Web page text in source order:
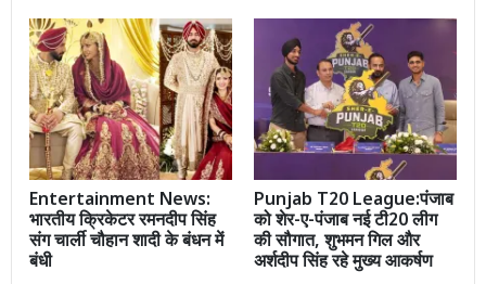
Entertainment News:
भारतीय क्रिकेटर रमनदीप सिंह
संग चार्ली चौहान शादी के बंधन में
बंधी
Punjab T20 League:पंजाब
को शेर-ए-पंजाब नई टी20 लीग
की सौगात, शुभमन गिल और
अर्शदीप सिंह रहे मुख्य आकर्षण